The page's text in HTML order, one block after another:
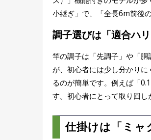
小継ぎ」で、「全長6m前後
調子選びは「適合ハ
竿の調子は「先調子」や「
が、初心者には少し分かり
るのが簡単です。例えば「
す。初心者にとって取り回し
仕掛けは「ミャ